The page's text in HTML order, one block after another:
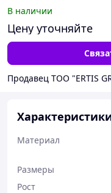
В наличии
Цену уточняйте
Материал
Размеры
Рост